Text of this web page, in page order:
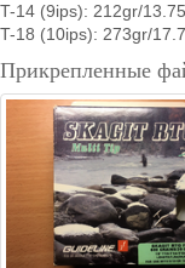
T-14 (9ips): 212gr/
T-18 (10ips): 273gr/
Прикрепленные